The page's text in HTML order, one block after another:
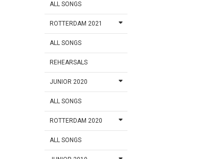
ALL SONGS
ROTTERDAM 2021
ALL SONGS
REHEARSALS
JUNIOR 2020
ALL SONGS
ROTTERDAM 2020
ALL SONGS